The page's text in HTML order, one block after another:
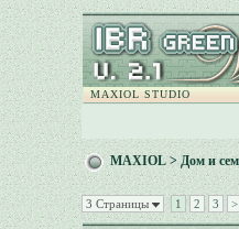
MAXIOL STUDIO
MAXIOL>Дом и
3 Страницы 1 2 3 >